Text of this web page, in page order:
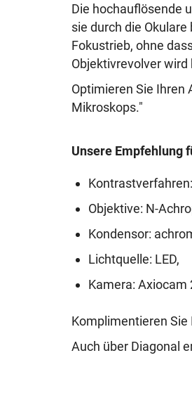
Die hochauflösende
sie durch die
Fokustrieb, ohne
Objektivrevolver
Optimieren Sie Ihren
Mikroskops."
Unsere Empfehlung
Objektive: N-
Kondensor:
Lichtquelle: LED,
Kamera: Axiocam
Komplimentieren
Auch über Diagonal